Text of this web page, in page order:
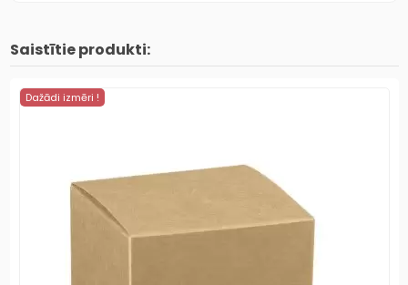
Saistītie produkti:
Dažādi izmēri !